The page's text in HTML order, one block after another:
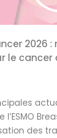
2026
le cancer
des